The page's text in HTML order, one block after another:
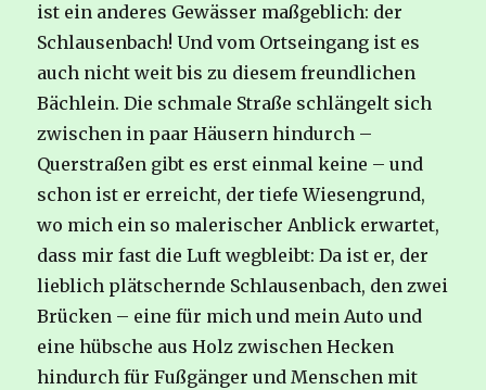
ist ein anderes Gewässer maßgeblich: der
Schlausenbach! Und vom Ortseingang ist es
auch nicht weit bis zu diesem freundlichen
Bächlein. Die schmale Straße schlängelt sich
zwischen in paar Häusern hindurch –
Querstraßen gibt es erst einmal keine – und
schon ist er erreicht, der tiefe Wiesengrund,
wo mich ein so malerischer Anblick erwartet,
dass mir fast die Luft wegbleibt: Da ist er, der
lieblich plätschernde Schlausenbach, den zwei
Brücken – eine für mich und mein Auto und
eine hübsche aus Holz zwischen Hecken
hindurch für Fußgänger und Menschen mit